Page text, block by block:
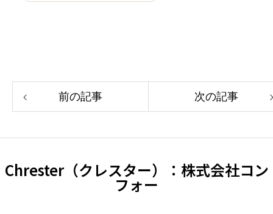
前の記事 次の記事
Chrester（クレスター）：株式会社コン
フォー